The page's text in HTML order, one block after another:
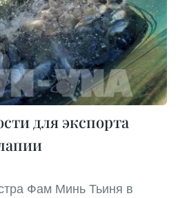
для экспорта
Фам Минь Тьиня в